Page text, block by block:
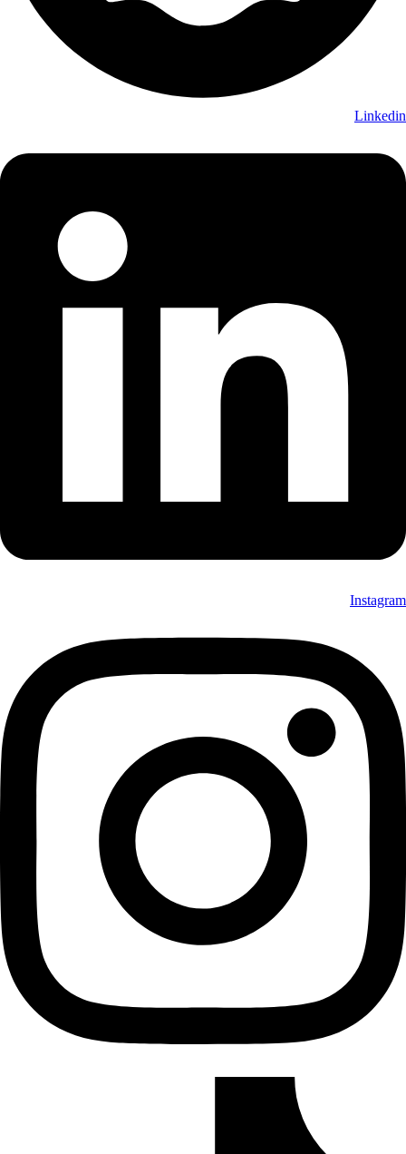
Linkedin
Instagram